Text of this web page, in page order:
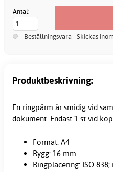
Antal:
Beställningsvara - Skickas
Produktbeskrivning:
En ringpärm är smidig vid
dokument. Endast 1 st vid köp.
Format: A4
Rygg: 16 mm
Ringplacering: ISO